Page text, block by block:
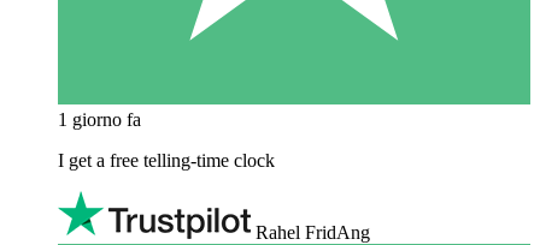
1 giorno fa
I get a free telling-time clock
Rahel FridAng